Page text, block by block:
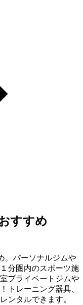
すすめ
。パーソナルジムや
分圏内のスポーツ施
プライベートジムや
トレーニング器具、
ンタルできます。